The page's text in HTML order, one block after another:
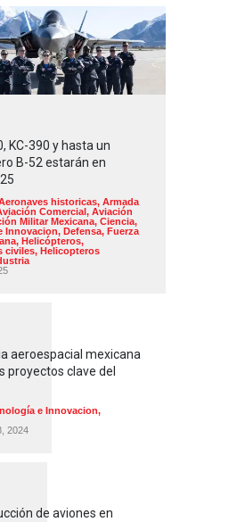
KC-390 y hasta un
B-52 estarán en
historicas, Armada
Comercial, Aviación
Militar Mexicana, Ciencia,
Innovacion, Defensa, Fuerza
, Helicópteros,
civiles, Helicopteros
aeroespacial mexicana
proyectos clave del
e Innovacion,
2024
de aviones en